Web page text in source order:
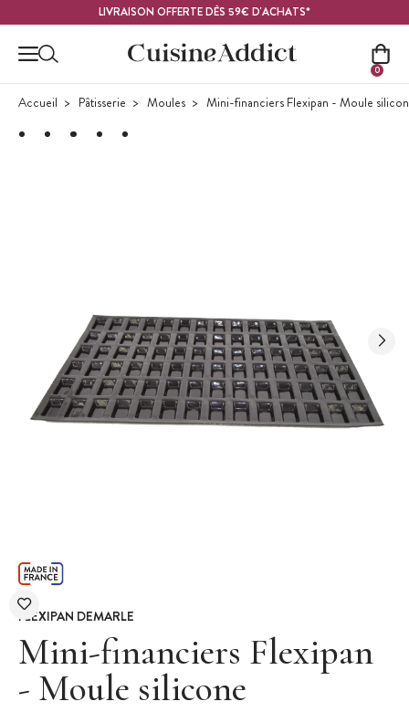
LIVRAISON OFFERTE DÈS 59€ D'ACHATS*
0
Accueil Pâtisserie Moules Mini-financiers Flexipan - Moule
FLEXIPAN DEMARLE
Mini-financiers Flexipan
- Moule silicone